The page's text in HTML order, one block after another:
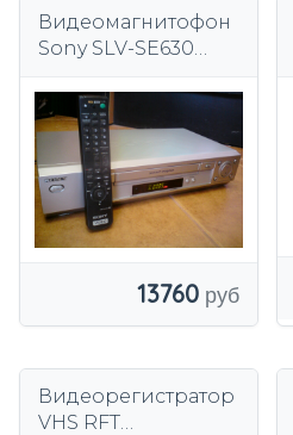
Видеомагнитофон
Sony SLV-SE630
13760
Видеорегистратор
VHS RFT